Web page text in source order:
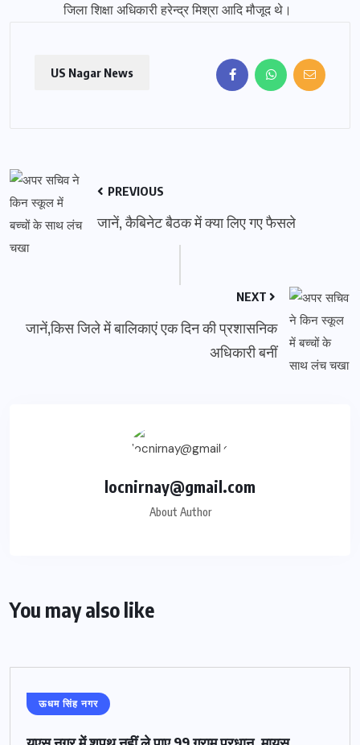
जिला शिक्षा अधिकारी हरेन्द्र मिश्रा आदि मौजूद थे।
US Nagar News
PREVIOUS
जानें, कैबिनेट बैठक में क्या लिए गए फैसले
NEXT
जानें,किस जिले में बालिकाएं एक दिन की प्रशासनिक
अधिकारी बनीं
locnirnay@gmail.com
About Author
You may also like
ऊधम सिंह नगर